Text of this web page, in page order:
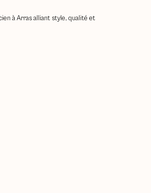
à Arras alliant style, qualité et